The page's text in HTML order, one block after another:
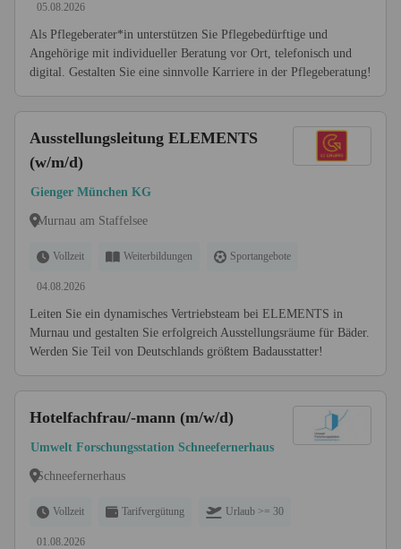
05.08.2026
Als Pflegeberater*in unterstützen Sie Pflegebedürftige und
Angehörige mit individueller Beratung vor Ort, telefonisch und
digital. Gestalten Sie eine sinnvolle Karriere in der Pflegeberatung!
Ausstellungsleitung ELEMENTS
(w/m/d)
Gienger München KG
Murnau am Staffelsee
Vollzeit Weiterbildungen Sportangebote
04.08.2026
Leiten Sie ein dynamisches Vertriebsteam bei ELEMENTS in
Murnau und gestalten Sie erfolgreich Ausstellungsräume für Bäder.
Werden Sie Teil von Deutschlands größtem Badausstatter!
Hotelfachfrau/-mann (m/w/d)
Umwelt Forschungsstation Schneefernerhaus
Schneefernerhaus
Vollzeit Tarifvergütung Urlaub >= 30
01.08.2026